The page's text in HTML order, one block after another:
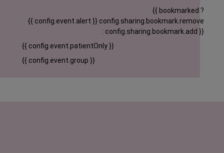
{{ config.event.alert }}
{{ bookmarked ?
config.sharing.bookmark.remove
: config.sharing.bookmark.add }}
{{ config.event.patientOnly }}
{{ config.event.group }}